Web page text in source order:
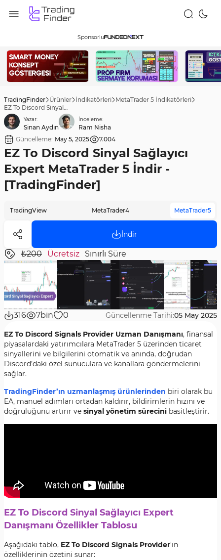
Sponsorlu
TradingFinder Ürünler İndikatörleri MetaTrader 5 İndikatörleri
EZ To Discord Sinyal Sağlayıcı Expert MetaTrader 5 İndir - [TradingFinder]
Yazar:
Sinan Aydın
İnceleme:
Ram Nisha
Güncelleme: May 5, 2025 7.004
EZ To Discord Sinyal Sağlayıcı
Expert MetaTrader 5 İndir -
[TradingFinder]
TradingView MetaTrader4 MetaTrader5
İndir
₺200 Ücretsiz Sınırlı Süre
316 7bin 0 Güncellenme Tarihi:05 May 2025
EZ To Discord Signals Provider Uzman Danışmanı, finansal
piyasalardaki yatırımcılara MetaTrader 5 üzerinden ticaret
sinyallerini ve bilgilerini otomatik ve anında, doğrudan
Discord’daki özel sunuculara ve kanallara göndermelerini
sağlar.
TradingFinder’ın uzmanlaşmış ürünlerinden biri olarak bu
EA, manuel adımları ortadan kaldırır, bildirimlerin hızını ve
doğruluğunu artırır ve sinyal yönetim sürecini basitleştirir.
EZ To Discord Sinyal Sağlayıcı Expert
Danışmanı Özellikler Tablosu
Aşağıdaki tablo, EZ To Discord Signals Provider'ın
özelliklerinin özetini sunar: